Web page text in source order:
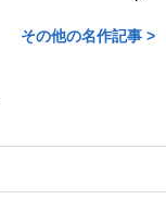
その他の名作記事 >